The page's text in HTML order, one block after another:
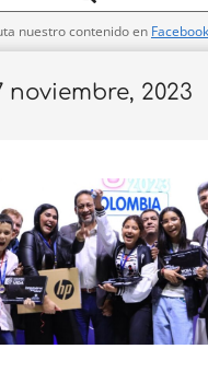
nuestro contenido en Facebook
noviembre, 2023